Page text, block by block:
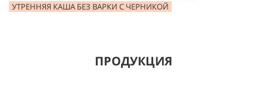
УТРЕННЯЯ КАША БЕЗ ВАРКИ С ЧЕРНИКОЙ
ПРОДУКЦИЯ